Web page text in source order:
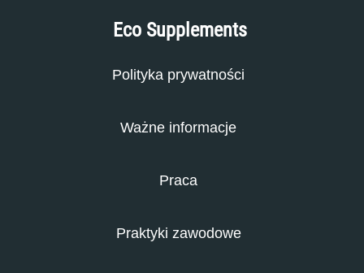
Eco Supplements
Polityka prywatności
Ważne informacje
Praca
Praktyki zawodowe